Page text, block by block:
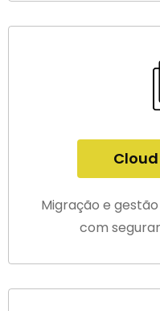
Migração e
com